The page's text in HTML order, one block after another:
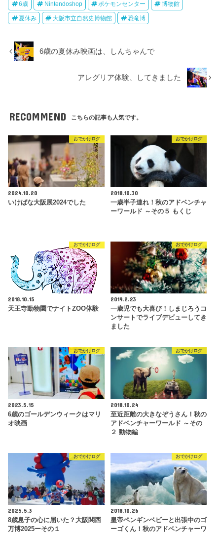
6歳 Nintendoshop ポケモンセンター 博物館
夏休み 大阪市立自然史博物館 恐竜博
6歳の夏休み映画は、しんちゃんで
アレグリア体験、してきました
RECOMMEND こちらの記事も人気です。
おでかけログ
2024.10.20
いけばな大阪展2024でした
おでかけログ
2018.10.30
一歳半子連れ！秋のアドベンチャ
ーワールド ～その５ もくじ
おでかけログ
2018.10.15
天王寺動物園でナイトZOO体験
おでかけログ
2019.2.23
一歳児でも大喜び！しまじろうコ
ンサートでライブデビューしてき
ました
おでかけログ
2023.5.15
6歳のゴールデンウィークはマリ
オ映画
おでかけログ
2018.10.24
至近距離の大きなぞうさん！秋の
アドベンチャーワールド ～その
２ 動物編
おでかけログ
2025.5.3
8歳息子の心に届いた？大阪関西
万博2025ーその１
おでかけログ
2018.10.26
皇帝ペンギンベビーと出張中のゴ
ーゴくん！秋のアドベンチャーワ